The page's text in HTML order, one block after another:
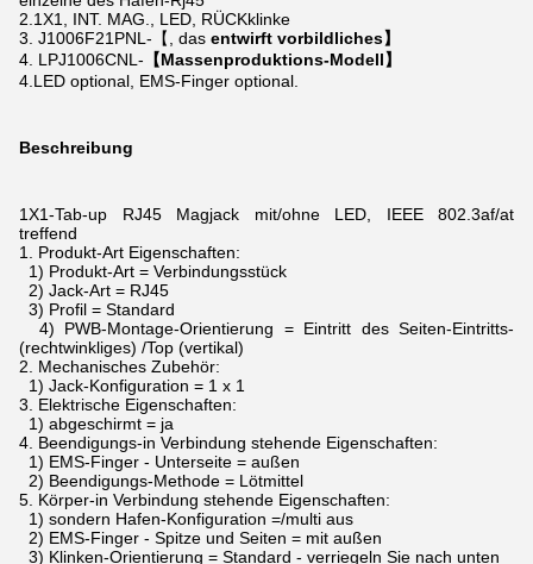
2.1X1, INT. MAG., LED, RÜCKklinke
3. J1006F21PNL-【, das entwirft vorbildliches】
4. LPJ1006CNL- 【Massenproduktions-Modell】
4.LED optional, EMS-Finger optional.
Beschreibung
1X1-Tab-up RJ45 Magjack mit/ohne LED, IEEE 802.3af/at
treffend
1. Produkt-Art Eigenschaften:
1) Produkt-Art = Verbindungsstück
2) Jack-Art = RJ45
3) Profil = Standard
4) PWB-Montage-Orientierung = Eintritt des Seiten-Eintritts-
(rechtwinkliges) /Top (vertikal)
2. Mechanisches Zubehör:
1) Jack-Konfiguration = 1 x 1
3. Elektrische Eigenschaften:
1) abgeschirmt = ja
4. Beendigungs-in Verbindung stehende Eigenschaften:
1) EMS-Finger - Unterseite = außen
2) Beendigungs-Methode = Lötmittel
5. Körper-in Verbindung stehende Eigenschaften:
1) sondern Hafen-Konfiguration =/multi aus
2) EMS-Finger - Spitze und Seiten = mit außen
3) Klinken-Orientierung = Standard - verriegeln Sie nach unten